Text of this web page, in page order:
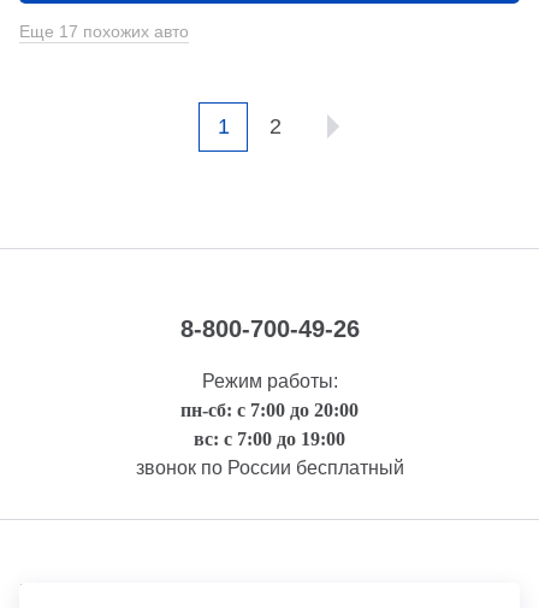
Еще 17 похожих авто
1 2
8-800-700-49-26
Режим работы:
пн-сб: с 7:00 до 20:00
вс: с 7:00 до 19:00
звонок по России бесплатный
Правовая информация